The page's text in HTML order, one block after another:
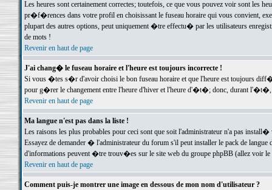
Les heures sont certainement correctes; toutefois, ce que vous pouvez voir sont
pr�f�rences dans votre profil en choisissant le fuseau horaire qui vous convient,
plupart des autres options, peut uniquement �tre effectu� par les utilisateurs
de mots !
Revenir en haut de page
J'ai chang� le fuseau horaire et l'heure est toujours incorrecte !
Si vous �tes s�r d'avoir choisi le bon fuseau horaire et que l'heure est toujours
pour g�rer le changement entre l'heure d'hiver et l'heure d'�t�; donc, durant
Revenir en haut de page
Ma langue n'est pas dans la liste !
Les raisons les plus probables pour ceci sont que soit l'administrateur n'a pas
Essayez de demander � l'administrateur du forum s'il peut installer le pack de
d'informations peuvent �tre trouv�es sur le site web du groupe phpBB (allez voir le
Revenir en haut de page
Comment puis-je montrer une image en dessous de mon nom d'utilisateur ?